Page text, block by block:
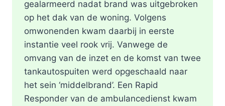
gealarmeerd nadat brand was uitgebroken
op het dak van de woning. Volgens
omwonenden kwam daarbij in eerste
instantie veel rook vrij. Vanwege de
omvang van de inzet en de komst van twee
tankautospuiten werd opgeschaald naar
het sein ‘middelbrand’. Een Rapid
Responder van de ambulancedienst kwam